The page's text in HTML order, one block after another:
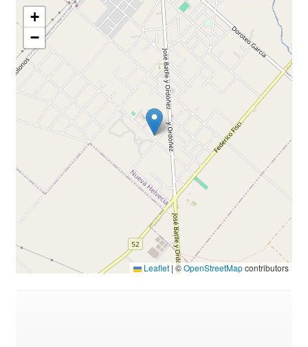
+
−
Leaflet | ©OpenStreetMapcontributors